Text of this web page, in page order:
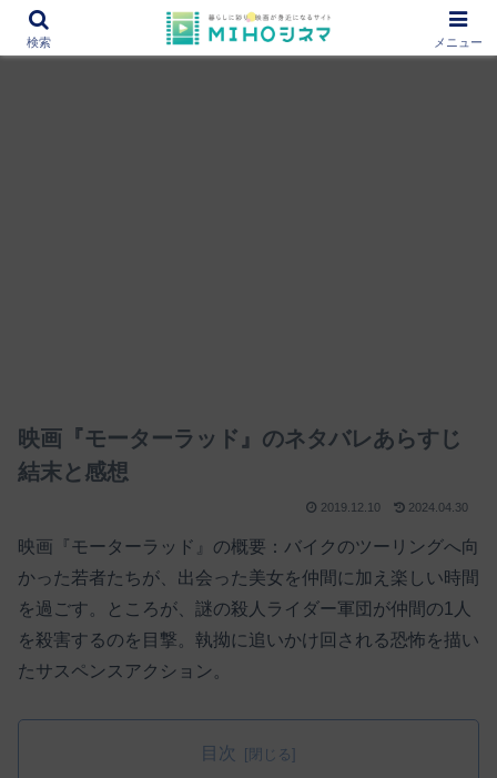
12000作品を紹介！あなたの映画図書館『MIHOシネマ』
映画『モーターラッド』のネタバレあらすじ
結末と感想
2019.12.10 2024.04.30
映画『モーターラッド』の概要：バイクのツーリングへ向
かった若者たちが、出会った美女を仲間に加え楽しい時間
を過ごす。ところが、謎の殺人ライダー軍団が仲間の1人
を殺害するのを目撃。執拗に追いかけ回される恐怖を描い
たサスペンスアクション。
目次
検索 メニュー